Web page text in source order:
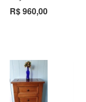
R$ 960,00